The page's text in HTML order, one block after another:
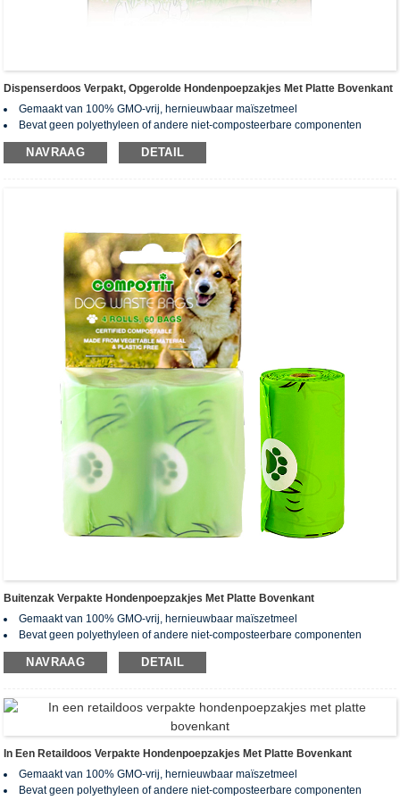
Dispenserdoos Verpakt, Opgerolde Hondenpoepzakjes Met Platte Bovenkant
Gemaakt van 100% GMO-vrij, hernieuwbaar maïszetmeel
Bevat geen polyethyleen of andere niet-composteerbare componenten
Na het composteren blijven er geen gifstoffen en zware metalen achter.
Gecertificeerd biologisch afbreekbaar en composteerbaar volgens
NAVRAAG DETAIL
Buitenzak Verpakte Hondenpoepzakjes Met Platte Bovenkant
Gemaakt van 100% GMO-vrij, hernieuwbaar maïszetmeel
Bevat geen polyethyleen of andere niet-composteerbare componenten
Na het composteren blijven er geen gifstoffen en zware metalen achter.
Gecertificeerd biologisch afbreekbaar en composteerbaar volgens
Aangepaste bestelling beschikbaar (zakgrootte, dikte, kleur, bedrukking,
verpakking kunnen worden aangepast)
NAVRAAG DETAIL
In Een Retaildoos Verpakte Hondenpoepzakjes Met Platte Bovenkant
Gemaakt van 100% GMO-vrij, hernieuwbaar maïszetmeel
Bevat geen polyethyleen of andere niet-composteerbare componenten